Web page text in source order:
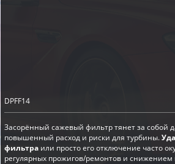
DPFF14
Засорённый сажевый фильтр тянет за собой
повышенный расход и риски для турбины.
фильтра или просто его отключение часто
регулярных прожигов/ремонтов и снижением